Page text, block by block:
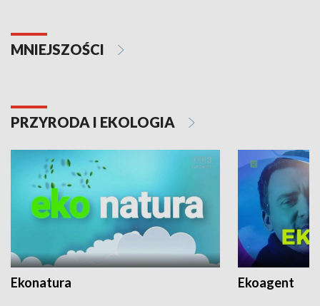
MNIEJSZOŚCI
PRZYRODA I EKOLOGIA
Ekonatura Ekoagent